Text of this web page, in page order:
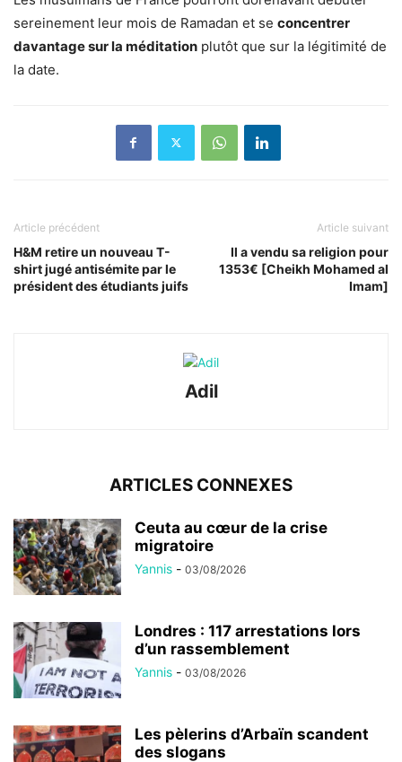
sereinement leur mois de Ramadan et se concentrer
davantage sur la méditation plutôt que sur la légitimité de
la date.
Article précédent
H&M retire un nouveau T-
shirt jugé antisémite par le
président des étudiants juifs
Article suivant
Il a vendu sa religion pour
1353€ [Cheikh Mohamed al
Imam]
Adil
ARTICLES CONNEXES
Ceuta au cœur de la crise
migratoire
Yannis - 03/08/2026
Londres : 117 arrestations lors
d’un rassemblement
Yannis - 03/08/2026
Les pèlerins d’Arbaïn scandent
des slogans